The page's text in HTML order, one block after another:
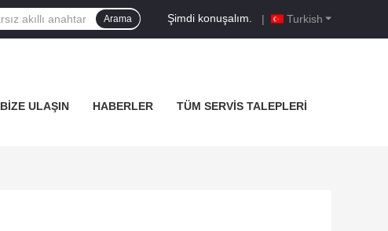
Turkish
Şimdi konuşalım. |
Arama
BIZE ULAŞIN HABERLER TÜM SERVIS TALEPLERI